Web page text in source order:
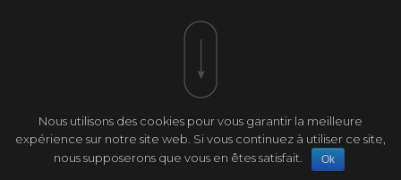
Nous utilisons des cookies pour vous garantir la meilleure
expérience sur notre site web. Si vous continuez à utiliser ce site,
nous supposerons que vous en êtes satisfait.
Ok